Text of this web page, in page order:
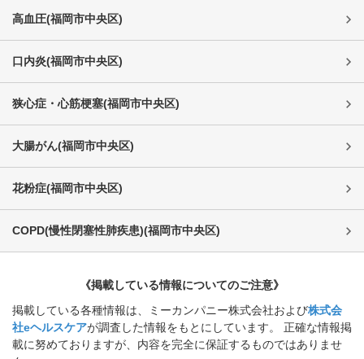
高血圧(福岡市中央区)
口内炎(福岡市中央区)
狭心症・心筋梗塞(福岡市中央区)
大腸がん(福岡市中央区)
花粉症(福岡市中央区)
COPD(慢性閉塞性肺疾患)(福岡市中央区)
《掲載している情報についてのご注意》
掲載している各種情報は、ミーカンパニー株式会社および株式会
社eヘルスケアが調査した情報をもとにしています。 正確な情報掲
載に努めておりますが、内容を完全に保証するものではありませ